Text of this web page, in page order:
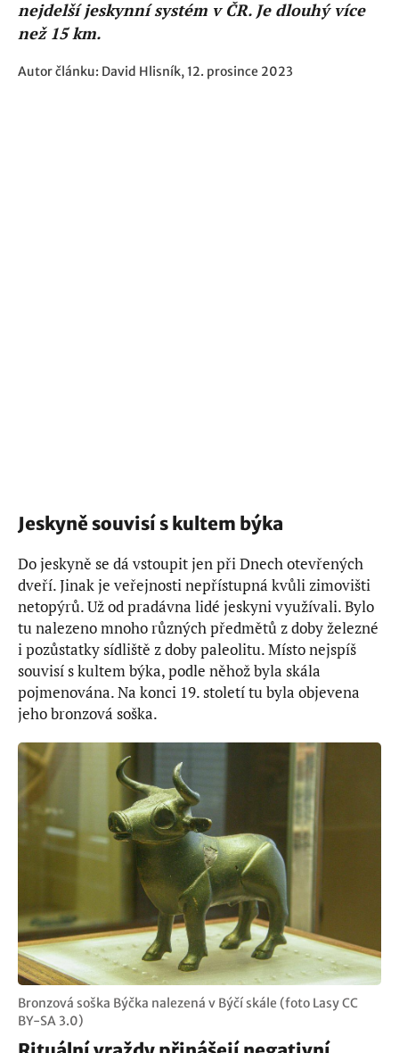
nejdelší jeskynní systém v ČR. Je dlouhý více
než 15 km.
Autor článku: David Hlisník, 12. prosince 2023
Jeskyně souvisí s kultem býka
Do jeskyně se dá vstoupit jen při Dnech otevřených
dveří. Jinak je veřejnosti nepřístupná kvůli zimovišti
netopýrů. Už od pradávna lidé jeskyni využívali. Bylo
tu nalezeno mnoho různých předmětů z doby železné
i pozůstatky sídliště z doby paleolitu. Místo nejspíš
souvisí s kultem býka, podle něhož byla skála
pojmenována. Na konci 19. století tu byla objevena
jeho bronzová soška.
Bronzová soška Býčka nalezená v Býčí skále (foto Lasy CC
BY-SA 3.0)